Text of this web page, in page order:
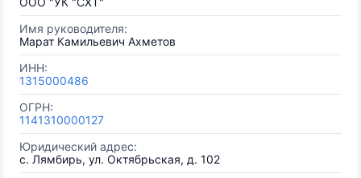
Имя руководителя:
Марат Камильевич Ахметов
ИНН:
1315000486
ОГРН:
1141310000127
Юридический адрес:
с. Лямбирь, ул. Октябрьская, д. 102